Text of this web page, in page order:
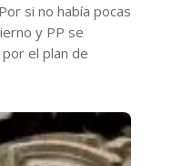
Por si no había pocas
y PP se
el plan de